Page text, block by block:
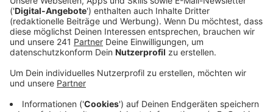
Anzeige
Staus im Berufsverkehr oder volle Bahnen – das ist bei
einer Pendlerstadt wie Leverkusen keine
Überraschung. Insgesamt pendeln fast 44.000